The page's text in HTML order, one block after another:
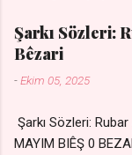
Şarkı Sözleri:
Bêzari
-Ekim 05, 2025
Şarkı Sözleri:
MAYIM BIÊŞ 0